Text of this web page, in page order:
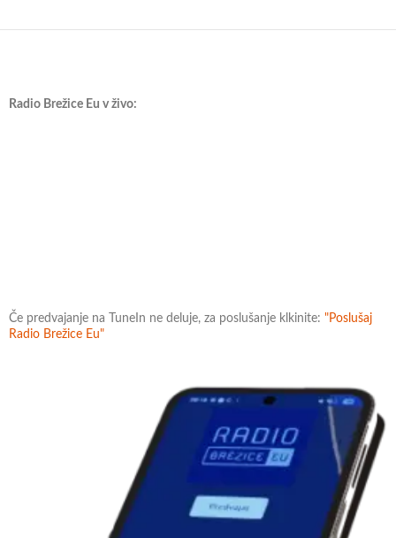
Radio Brežice Eu v živo:
Če predvajanje na TuneIn ne deluje, za poslušanje klkinite: "Poslušaj
Radio Brežice Eu"